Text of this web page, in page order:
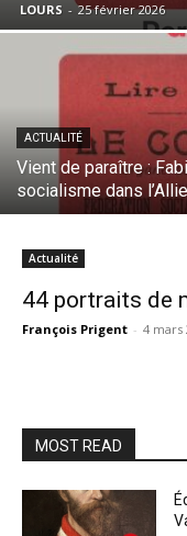
LOURS - 25 février 2026
ACTUALITÉ
Vient de paraître :
socialisme dans
Actualité
44 portraits de
François Prigent - 4 mars
MOST READ